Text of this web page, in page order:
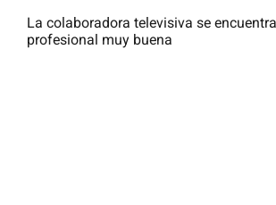
La colaboradora televisiva se
profesional muy buena